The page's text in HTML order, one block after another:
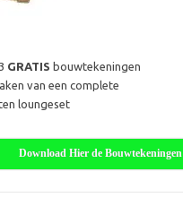
GRATIS bouwtekeningen
van een complete
loungeset
Download Hier de Bouwtekeningen